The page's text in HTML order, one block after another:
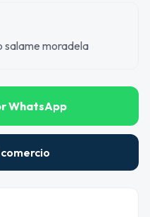
salame moradela
WhatsApp